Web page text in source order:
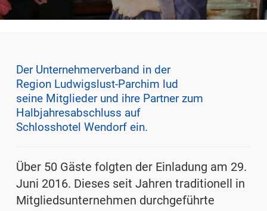
Der Unternehmerverband in der
Region Ludwigslust-Parchim lud
seine Mitglieder und ihre Partner zum
Halbjahresabschluss auf
Schlosshotel Wendorf ein.
Über 50 Gäste folgten der Einladung am 29.
Juni 2016. Dieses seit Jahren traditionell in
Mitgliedsunternehmen durchgeführte